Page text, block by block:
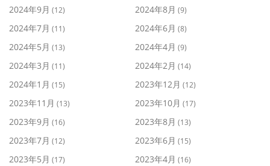
2024年9月 (12) 2024年8月 (9)
2024年7月 (11) 2024年6月 (8)
2024年5月 (13) 2024年4月 (9)
2024年3月 (11) 2024年2月 (14)
2024年1月 (15) 2023年12月 (12)
2023年11月 (13) 2023年10月 (17)
2023年9月 (16) 2023年8月 (13)
2023年7月 (12) 2023年6月 (15)
2023年5月 (17) 2023年4月 (16)